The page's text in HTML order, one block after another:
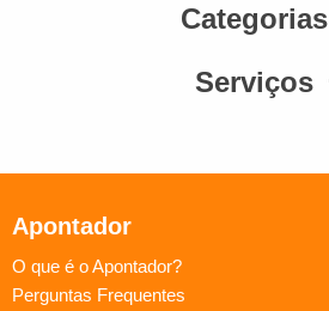
Categorias
Serviços
Apontador
O que é o Apontador?
Perguntas Frequentes